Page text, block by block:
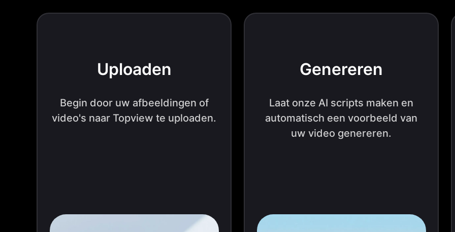
Uploaden
Begin door uw afbeeldingen of
video's naar Topview te uploaden.
Genereren
Laat onze AI scripts maken en
automatisch een voorbeeld van
uw video genereren.